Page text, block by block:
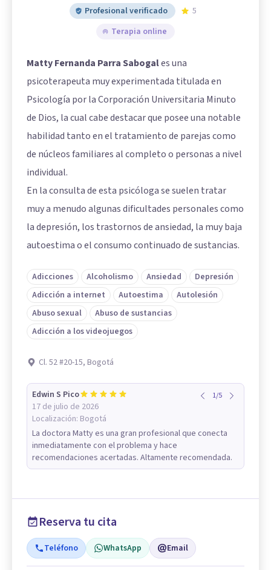
Profesional verificado
5
Terapia online
Matty Fernanda Parra Sabogales una
psicoterapeuta muy experimentada titulada en
Psicología por la Corporación Universitaria Minuto
de Dios, la cual cabe destacar que posee una notable
habilidad tanto en el tratamiento de parejas como
de núcleos familiares al completo o personas a nivel
individual.
En la consulta de esta psicóloga se suelen tratar
muy a menudo algunas dificultades personales como
la depresión, los trastornos de ansiedad, la muy baja
autoestima o el consumo continuado de sustancias.
Adicciones Alcoholismo Ansiedad
Depresión
Adicción a internet
Autoestima
Autolesión
Abuso sexual
Abuso de sustancias
Adicción a los videojuegos
Cl. 52 #20-15, Bogotá
Edwin S Pico
17 de julio de 2026
Localización: Bogotá
1/5
La doctora Matty es una gran profesional que conecta
inmediatamente con el problema y hace
recomendaciones acertadas. Altamente recomendada.
Reserva tu cita
Teléfono WhatsApp Email